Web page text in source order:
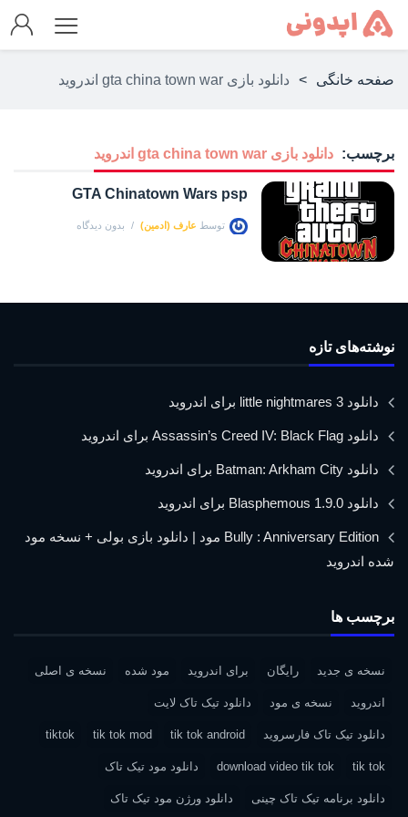
صفحه خانگی > دانلود بازی gta china town war اندروید
برچسب: دانلود بازی gta china town war اندروید
GTA Chinatown Wars psp
توسط عارف (ادمین) بدون دیدگاه
نوشته‌های تازه
دانلود little nightmares 3 برای اندروید
دانلود Assassin’s Creed IV: Black Flag برای اندروید
دانلود Batman: Arkham City برای اندروید
دانلود Blasphemous 1.9.0 برای اندروید
Bully : Anniversary Edition مود | دانلود بازی بولی + نسخه مود
شده اندروید
برچسب ها
نسخه ی جدید رایگان برای اندروید مود شده نسخه ی اصلی
اندروید نسخه ی مود دانلود تیک تاک لایت
دانلود تیک تاک فارسروید tik tok android
tik tok mod
tiktok
tik tok
download video tik tok دانلود مود تیک تاک
دانلود برنامه تیک تاک چینی دانلود ورژن مود تیک تاک